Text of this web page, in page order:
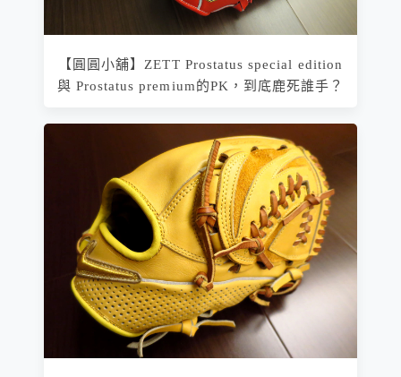
【圓圓小舖】ZETT Prostatus special edition
與 Prostatus premium的PK，到底鹿死誰手？